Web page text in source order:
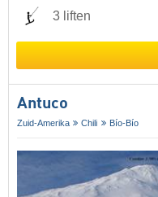
3 liften
Antuco
Zuid-Amerika Chili Bío-Bío